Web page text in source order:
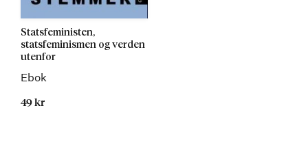
Statsfeministen,
statsfeminismen og verden
utenfor
Ebok
49 kr